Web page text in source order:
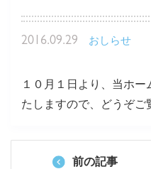
2016.09.29 おしらせ
１０月１日より、当ホ
たしますので、どうぞご
前の記事